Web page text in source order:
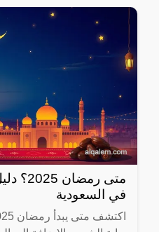
متى
في السعودية